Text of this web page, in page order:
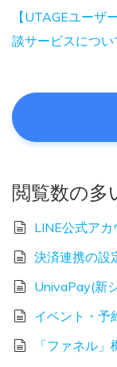
【UTAGEユーザ
談サービスについ
閲覧数の多
LINE公式ア
決済連携の設
UnivaPay(新
イベント・予
「ファネル」